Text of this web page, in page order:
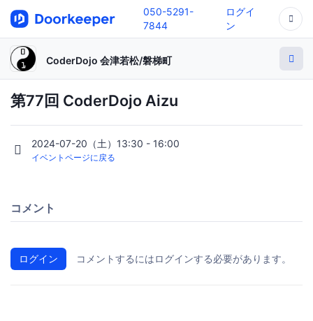
050-5291-
7844
ログイ
ン
CoderDojo 会津若松/磐梯町
第77回 CoderDojo Aizu
2024-07-20（土）13:30 - 16:00
イベントページに戻る
コメント
ログイン コメントするにはログインする必要があります。